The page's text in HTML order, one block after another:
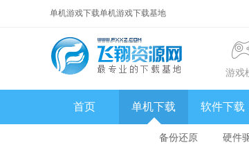
单机游戏下载单机游戏下载基地
游戏
首页 单机下载 软件下载
备份还原 硬件